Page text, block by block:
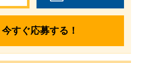
今すぐ応募する！